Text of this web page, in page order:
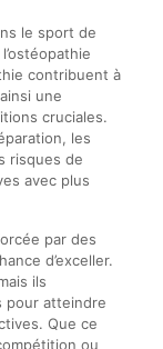
le sport de
contribuent à
une
cruciales.
les
risques de
avec plus
par des
d’exceller.
ils
pour atteindre
Que ce
ou